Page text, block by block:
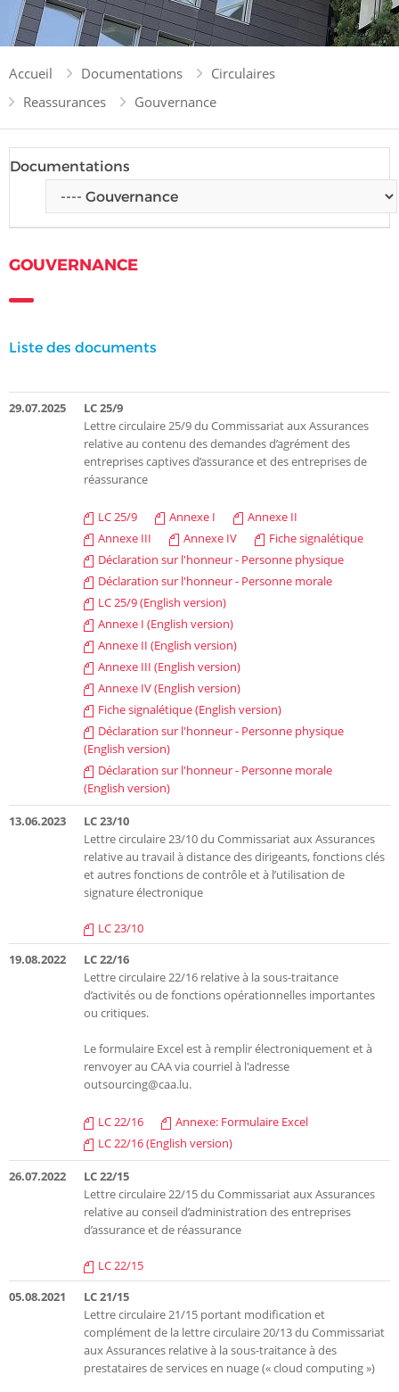
Accueil Documentations
Circulaires
Reassurances
Gouvernance
Documentations
GOUVERNANCE
Liste des documents
29.07.2025
LC 25/9
Lettre circulaire 25/9 du Commissariat aux Assurances
relative au contenu des demandes d’agrément des
entreprises captives d’assurance et des entreprises de
réassurance
LC 25/9 Annexe I
Annexe II
Annexe III
Annexe IV
Fiche signalétique
Déclaration sur l'honneur - Personne physique
Déclaration sur l'honneur - Personne morale
LC 25/9 (English version)
Annexe I (English version)
Annexe II (English version)
Annexe III (English version)
Annexe IV (English version)
Fiche signalétique (English version)
Déclaration sur l'honneur - Personne physique
(English version)
Déclaration sur l'honneur - Personne morale
(English version)
13.06.2023
LC 23/10
Lettre circulaire 23/10 du Commissariat aux Assurances
relative au travail à distance des dirigeants, fonctions clés
et autres fonctions de contrôle et à l’utilisation de
signature électronique
LC 23/10
19.08.2022
LC 22/16
Lettre circulaire 22/16 relative à la sous-traitance
d’activités ou de fonctions opérationnelles importantes
ou critiques.
Le formulaire Excel est à remplir électroniquement et à
renvoyer au CAA via courriel à l'adresse
outsourcing@caa.lu.
LC 22/16
Annexe: Formulaire Excel
LC 22/16 (English version)
26.07.2022
LC 22/15
Lettre circulaire 22/15 du Commissariat aux Assurances
relative au conseil d’administration des entreprises
d’assurance et de réassurance
LC 22/15
05.08.2021
LC 21/15
Lettre circulaire 21/15 portant modification et
complément de la lettre circulaire 20/13 du Commissariat
aux Assurances relative à la sous-traitance à des
prestataires de services en nuage (« cloud computing »)